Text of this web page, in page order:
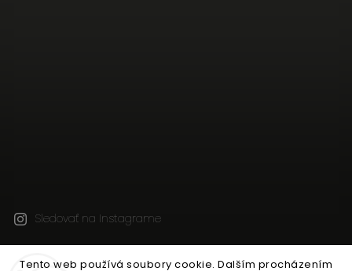
Tento web používá soubory cookie. Dalším procházením
Sledovať na Instagrame
Copyright 2026JEN TAK Z LÁSKY. Všetky práva